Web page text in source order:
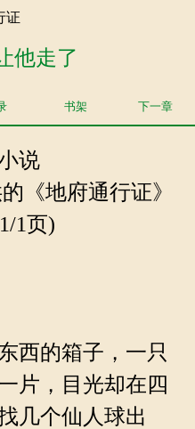
证
他走了
书架 下一章
说
《地府通行证》
1页)
西的箱子，一只
片，目光却在四
几个仙人球出